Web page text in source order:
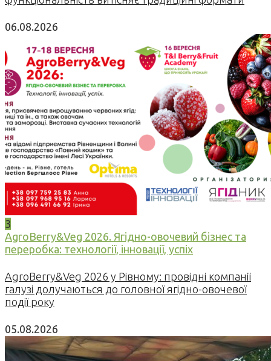
06.08.2026
3
AgroBerry&Veg 2026. Ягідно-овочевий бізнес та
переробка: технології, інновації, успіх
AgroBerry&Veg 2026 у Рівному: провідні компанії
галузі долучаються до головної ягідно-овочевої
події року
05.08.2026